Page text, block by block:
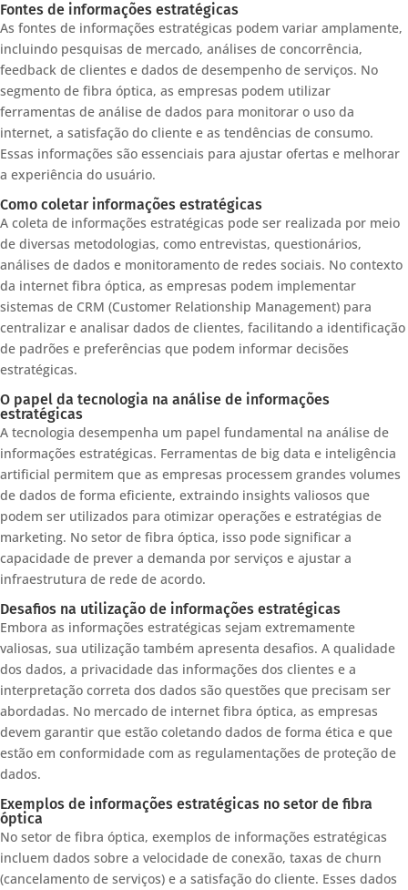
Fontes de informações estratégicas
As fontes de informações estratégicas podem variar amplamente,
incluindo pesquisas de mercado, análises de concorrência,
feedback de clientes e dados de desempenho de serviços. No
segmento de fibra óptica, as empresas podem utilizar
ferramentas de análise de dados para monitorar o uso da
internet, a satisfação do cliente e as tendências de consumo.
Essas informações são essenciais para ajustar ofertas e melhorar
a experiência do usuário.
Como coletar informações estratégicas
A coleta de informações estratégicas pode ser realizada por meio
de diversas metodologias, como entrevistas, questionários,
análises de dados e monitoramento de redes sociais. No contexto
da internet fibra óptica, as empresas podem implementar
sistemas de CRM (Customer Relationship Management) para
centralizar e analisar dados de clientes, facilitando a identificação
de padrões e preferências que podem informar decisões
estratégicas.
O papel da tecnologia na análise de informações
estratégicas
A tecnologia desempenha um papel fundamental na análise de
informações estratégicas. Ferramentas de big data e inteligência
artificial permitem que as empresas processem grandes volumes
de dados de forma eficiente, extraindo insights valiosos que
podem ser utilizados para otimizar operações e estratégias de
marketing. No setor de fibra óptica, isso pode significar a
capacidade de prever a demanda por serviços e ajustar a
infraestrutura de rede de acordo.
Desafios na utilização de informações estratégicas
Embora as informações estratégicas sejam extremamente
valiosas, sua utilização também apresenta desafios. A qualidade
dos dados, a privacidade das informações dos clientes e a
interpretação correta dos dados são questões que precisam ser
abordadas. No mercado de internet fibra óptica, as empresas
devem garantir que estão coletando dados de forma ética e que
estão em conformidade com as regulamentações de proteção de
dados.
Exemplos de informações estratégicas no setor de fibra
óptica
No setor de fibra óptica, exemplos de informações estratégicas
incluem dados sobre a velocidade de conexão, taxas de churn
(cancelamento de serviços) e a satisfação do cliente. Esses dados